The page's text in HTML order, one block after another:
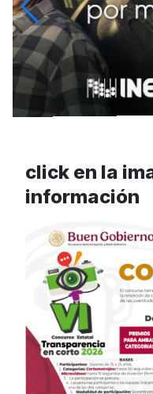
click en la
información